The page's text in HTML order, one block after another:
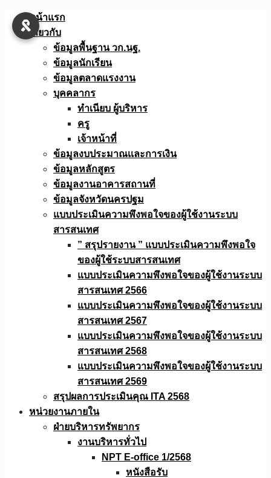
Skip
หน้าแรก
เกี่ยวกับ
ข้อมูลพื้นฐาน วก.นฐ.
ข้อมูลนักเรียน
ข้อมูลตลาดแรงงาน
บุคคลากร
ทำเนียบ ผู้บริหาร
ครู
เจ้าหน้าที่
ข้อมูลงบประมาณเเละการเงิน
ข้อมูลหลักสูตร
ข้อมูลงานอาคารสถานที่
ข้อมูลจังหวัดนครปฐม
แบบประเมินความพึงพอใจของผู้ใช้งานระบบ
สารสนเทศ
” สรุปรายงาน ” แบบประเมินความพึงพอใจ
ของผู้ใช้ระบบสารสนเทศ
แบบประเมินความพึงพอใจของผู้ใช้งานระบบ
สารสนเทศ 2566
แบบประเมินความพึงพอใจของผู้ใช้งานระบบ
สารสนเทศ 2567
แบบประเมินความพึงพอใจของผู้ใช้งานระบบ
สารสนเทศ 2568
แบบประเมินความพึงพอใจของผู้ใช้งานระบบ
สารสนเทศ 2569
สรุปผลการประเมินคุณ ITA 2568
หน่วยงานภายใน
ฝ่ายบริหารทรัพยากร
งานบริหารทั่วไป
NPT E-office 1/2568
หนังสือรับ